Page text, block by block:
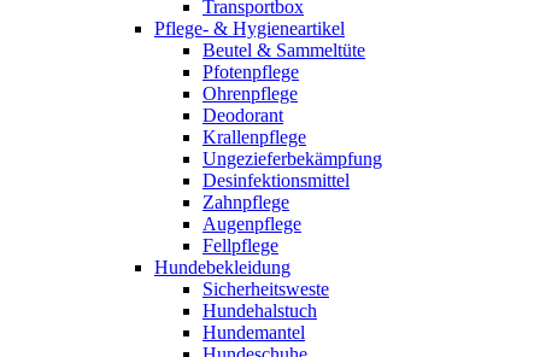
Transportbox
Pflege- & Hygieneartikel
Beutel & Sammeltüte
Pfotenpflege
Ohrenpflege
Deodorant
Krallenpflege
Ungezieferbekämpfung
Desinfektionsmittel
Zahnpflege
Augenpflege
Fellpflege
Hundebekleidung
Sicherheitsweste
Hundehalstuch
Hundemantel